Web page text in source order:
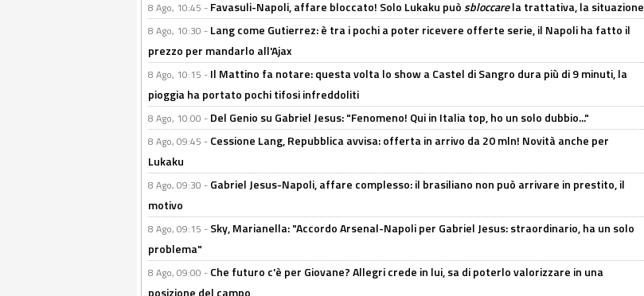
8 Ago, 10:45 - Favasuli-Napoli, affare bloccato! Solo Lukaku puòsbloccarela trattativa, la situazione
8 Ago, 10:30 - Lang come Gutierrez: è tra i pochi a poter ricevere offerte serie, il Napoli ha fatto il
prezzo per mandarlo all'Ajax
8 Ago, 10:15 - Il Mattino fa notare: questa volta lo show a Castel di Sangro dura più di 9 minuti, la
pioggia ha portato pochi tifosi infreddoliti
8 Ago, 10:00 - Del Genio su Gabriel Jesus: "Fenomeno! Qui in Italia top, ho un solo dubbio..."
8 Ago, 09:45 - Cessione Lang, Repubblica avvisa: offerta in arrivo da 20 mln! Novità anche per
Lukaku
8 Ago, 09:30 - Gabriel Jesus-Napoli, affare complesso: il brasiliano non può arrivare in prestito, il
motivo
8 Ago, 09:15 - Sky, Marianella: "Accordo Arsenal-Napoli per Gabriel Jesus: straordinario, ha un solo
problema"
8 Ago, 09:00 - Che futuro c'è per Giovane? Allegri crede in lui, sa di poterlo valorizzare in una
posizione del campo